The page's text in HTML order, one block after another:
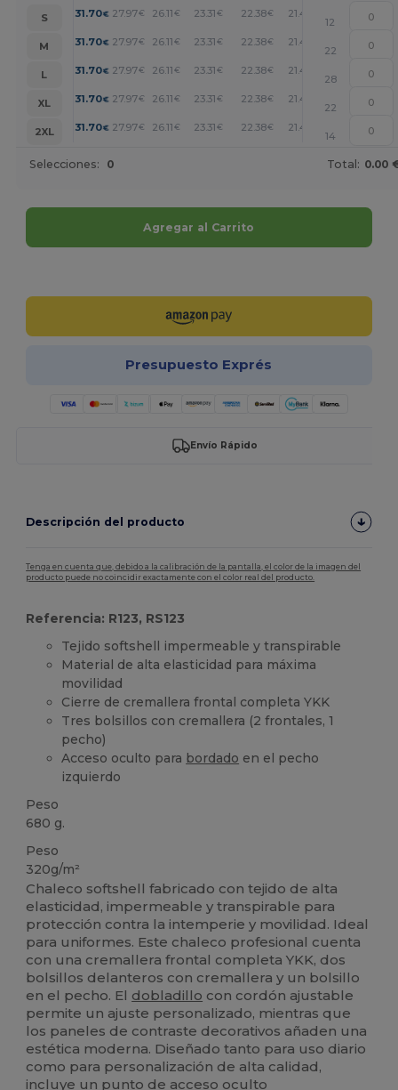
S 31.70€ 27.97€ 26.11€ 23.31€ 22.38€ 21.45 +
12
M
31.70€ 27.97€ 26.11€ 23.31€ 22.38€ 21.45 +
22
L
31.70€ 27.97€ 26.11€ 23.31€ 22.38€ 21.45 +
28
XL
31.70€ 27.97€ 26.11€ 23.31€ 22.38€ 21.45 +
22
2XL
31.70€ 27.97€ 26.11€ 23.31€ 22.38€ 21.45
14
Selecciones: 0 Total: 0.00
Agregar al Carrito
Presupuesto Exprés
Envío Rápido
Descripción del producto
Tenga en cuenta que, debido a la calibración de la pantalla, el color de la imagen del
producto puede no coincidir exactamente con el color real del producto.
Referencia: R123, RS123
Tejido softshell impermeable y transpirable
Material de alta elasticidad para máxima
movilidad
Cierre de cremallera frontal completa YKK
Tres bolsillos con cremallera (2 frontales, 1
pecho)
Acceso oculto para bordado en el pecho
izquierdo
Peso
680 g.
Peso
320g/m²
Chaleco softshell fabricado con tejido de alta
elasticidad, impermeable y transpirable para
protección contra la intemperie y movilidad. Ideal
para uniformes. Este chaleco profesional cuenta
con una cremallera frontal completa YKK, dos
bolsillos delanteros con cremallera y un bolsillo
en el pecho. El dobladillo con cordón ajustable
permite un ajuste personalizado, mientras que
los paneles de contraste decorativos añaden una
estética moderna. Diseñado tanto para uso diario
como para personalización de alta calidad,
incluye un punto de acceso oculto